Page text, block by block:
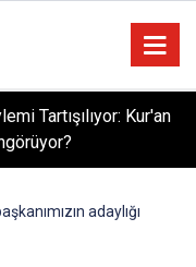
Tartışılıyor: Kur'an
adaylığı